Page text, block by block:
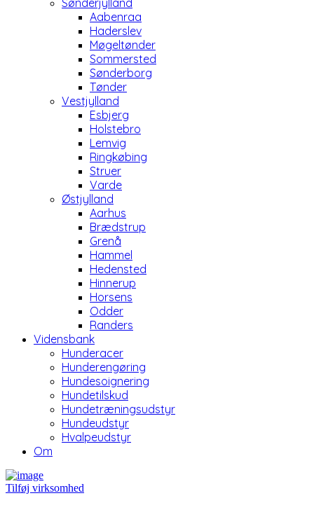
Sønderjylland
Aabenraa
Haderslev
Møgeltønder
Sommersted
Sønderborg
Tønder
Vestjylland
Esbjerg
Holstebro
Lemvig
Ringkøbing
Struer
Varde
Østjylland
Aarhus
Brædstrup
Grenå
Hammel
Hedensted
Hinnerup
Horsens
Odder
Randers
Vidensbank
Hunderacer
Hunderengøring
Hundesoignering
Hundetilskud
Hundetræningsudstyr
Hundeudstyr
Hvalpeudstyr
Om
Tilføj virksomhed